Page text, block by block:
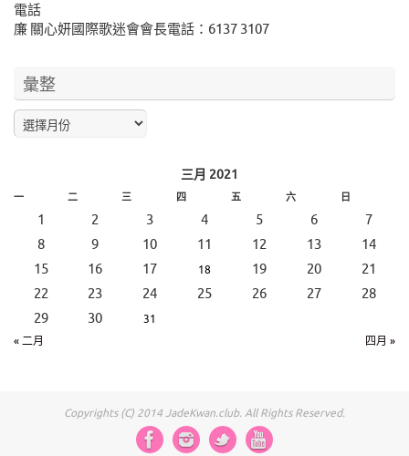
電話
廉 關心妍國際歌迷會會長電話：6137 3107
彙整
三月 2021
一 二 三 四 五 六 日
« 二月 四月 »
1 2 3 4 5 6
7
8
9 10 11 12 13
14
15
16 17 18 19 20
21
22
23 24 25 26 27
28
29
30 31
Copyrights (C) 2014 JadeKwan.club. All Rights Reserved.